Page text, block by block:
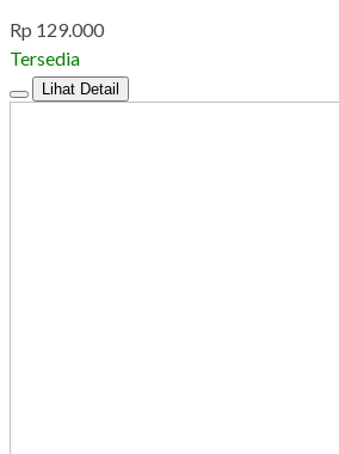
Rp 129.000
Tersedia
Lihat Detail